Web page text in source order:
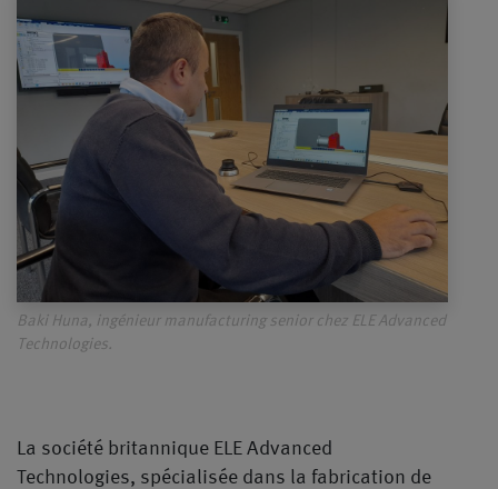
Baki Huna, ingénieur manufacturing senior chez ELE Advanced
Technologies.
La société britannique ELE Advanced
Technologies, spécialisée dans la fabrication de